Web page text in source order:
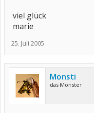
viel glück
marie
25. Juli 2005
Monsti
das Monster